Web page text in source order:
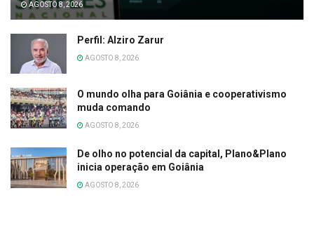
AGOSTO 8, 2026
Perfil: Alziro Zarur
AGOSTO 8, 2026
O mundo olha para Goiânia e cooperativismo
muda comando
AGOSTO 8, 2026
De olho no potencial da capital, Plano&Plano
inicia operação em Goiânia
AGOSTO 8, 2026